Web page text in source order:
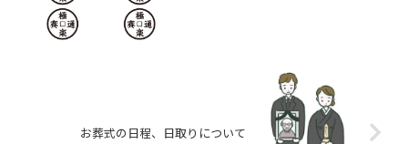
お葬式の日程、日取りについて